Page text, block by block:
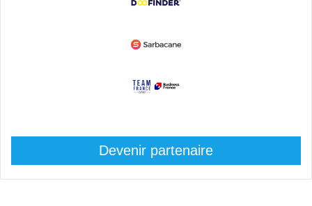
Devenir partenaire